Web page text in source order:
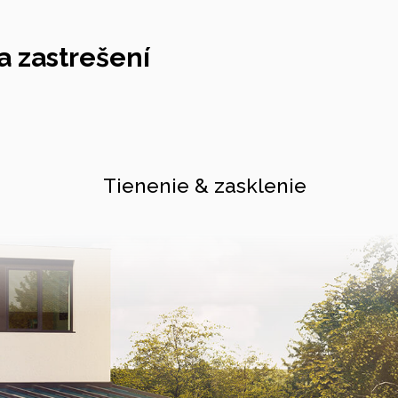
zastrešení
Tienenie & zasklenie